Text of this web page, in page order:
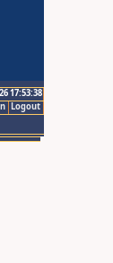
17:53:38
Logout